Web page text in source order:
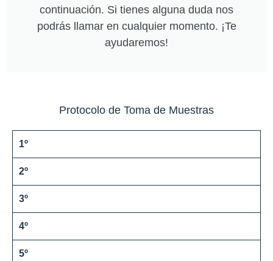
continuación. Si tienes alguna duda nos
podrás llamar en cualquier momento. ¡Te
ayudaremos!
Protocolo de Toma de Muestras
1º
2º
3º
4º
5º